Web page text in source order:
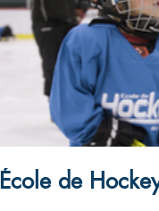
École de